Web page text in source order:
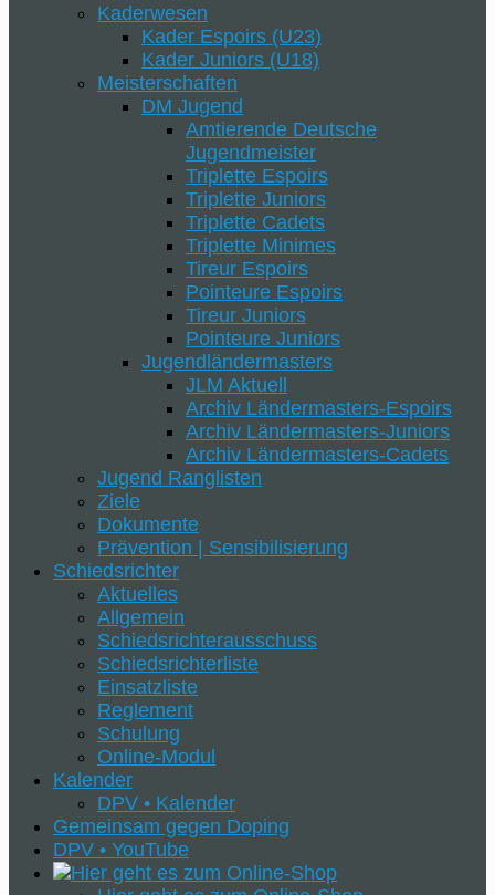
Kaderwesen
Kader Espoirs (U23)
Kader Juniors (U18)
Meisterschaften
DM Jugend
Amtierende Deutsche
Jugendmeister
Triplette Espoirs
Triplette Juniors
Triplette Cadets
Triplette Minimes
Tireur Espoirs
Pointeure Espoirs
Tireur Juniors
Pointeure Juniors
Jugendländermasters
JLM Aktuell
Archiv Ländermasters-Espoirs
Archiv Ländermasters-Juniors
Archiv Ländermasters-Cadets
Jugend Ranglisten
Ziele
Dokumente
Prävention | Sensibilisierung
Schiedsrichter
Aktuelles
Allgemein
Schiedsrichterausschuss
Schiedsrichterliste
Einsatzliste
Reglement
Schulung
Online-Modul
Kalender
DPV • Kalender
Gemeinsam gegen Doping
DPV • YouTube